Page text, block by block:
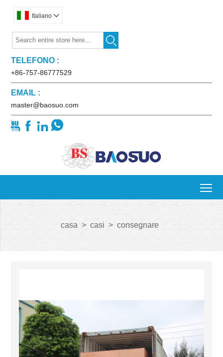
Italiano 

TELEFONO :
+86-757-86777529
EMAIL :
master@baosuo.com
   
casa > casi > consegnare